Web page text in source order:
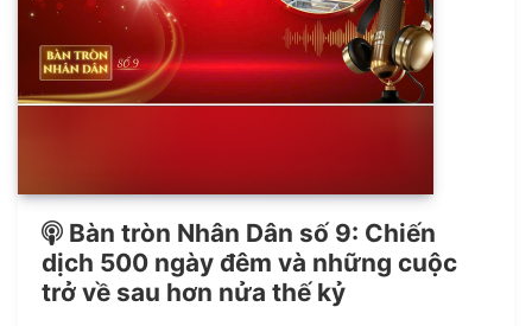
Bàn tròn Nhân Dân số 9: Chiến
dịch 500 ngày đêm và những cuộc
trở về sau hơn nửa thế kỷ